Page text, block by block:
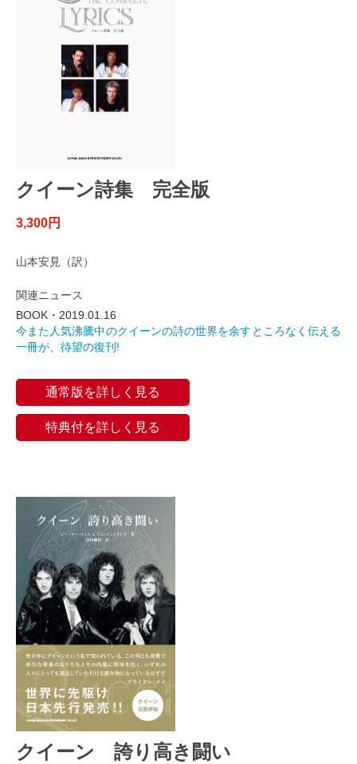
クイーン詩集 完全版
3,300円
山本安見（訳）
関連ニュース
BOOK・2019.01.16
今また人気沸騰中のクイーンの詩の世界を余すところなく伝える
一冊が、待望の復刊!
通常版を詳しく見る
特典付を詳しく見る
クイーン 誇り高き闘い